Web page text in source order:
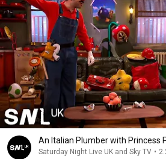
An Italian Plumber with Princess
Saturday Night Live UK and Sky TV •